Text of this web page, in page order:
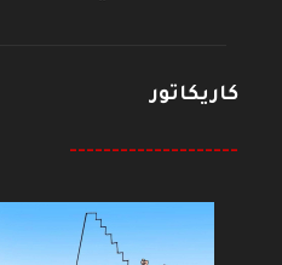
كاريكاتور
--------------------